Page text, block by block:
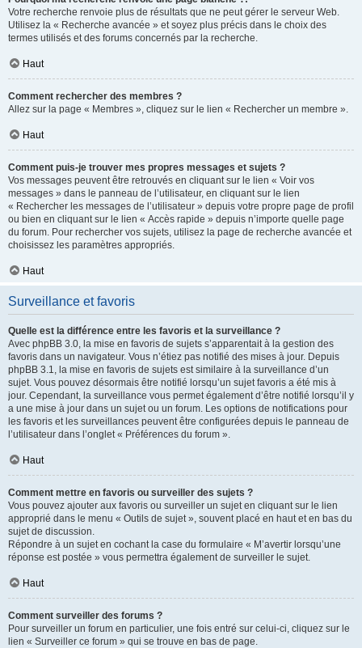
Votre recherche renvoie plus de résultats que ne peut gérer le serveur Web.
Utilisez la « Recherche avancée » et soyez plus précis dans le choix des
termes utilisés et des forums concernés par la recherche.
Haut
Comment rechercher des membres ?
Allez sur la page « Membres », cliquez sur le lien « Rechercher un membre ».
Haut
Comment puis-je trouver mes propres messages et sujets ?
Vos messages peuvent être retrouvés en cliquant sur le lien « Voir vos
messages » dans le panneau de l’utilisateur, en cliquant sur le lien
« Rechercher les messages de l’utilisateur » depuis votre propre page de profil
ou bien en cliquant sur le lien « Accès rapide » depuis n’importe quelle page
du forum. Pour rechercher vos sujets, utilisez la page de recherche avancée et
choisissez les paramètres appropriés.
Haut
Surveillance et favoris
Quelle est la différence entre les favoris et la surveillance ?
Avec phpBB 3.0, la mise en favoris de sujets s’apparentait à la gestion des
favoris dans un navigateur. Vous n’étiez pas notifié des mises à jour. Depuis
phpBB 3.1, la mise en favoris de sujets est similaire à la surveillance d’un
sujet. Vous pouvez désormais être notifié lorsqu’un sujet favoris a été mis à
jour. Cependant, la surveillance vous permet également d’être notifié lorsqu’il y
a une mise à jour dans un sujet ou un forum. Les options de notifications pour
les favoris et les surveillances peuvent être configurées depuis le panneau de
l’utilisateur dans l’onglet « Préférences du forum ».
Haut
Comment mettre en favoris ou surveiller des sujets ?
Vous pouvez ajouter aux favoris ou surveiller un sujet en cliquant sur le lien
approprié dans le menu « Outils de sujet », souvent placé en haut et en bas du
sujet de discussion.
Répondre à un sujet en cochant la case du formulaire « M’avertir lorsqu’une
réponse est postée » vous permettra également de surveiller le sujet.
Haut
Comment surveiller des forums ?
Pour surveiller un forum en particulier, une fois entré sur celui-ci, cliquez sur le
lien « Surveiller ce forum » qui se trouve en bas de page.